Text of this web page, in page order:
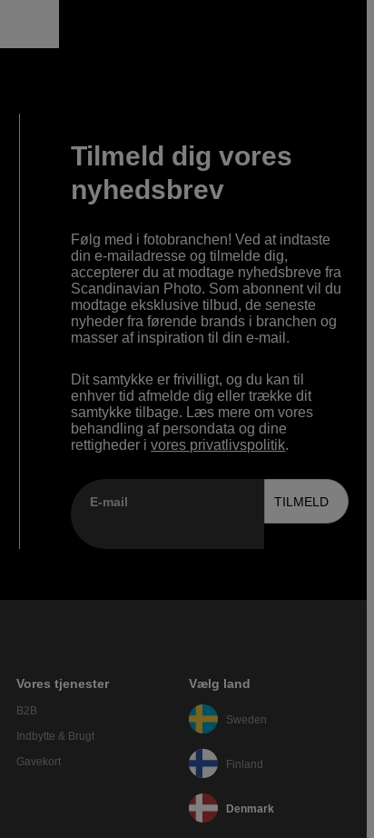
Tilmeld dig vores
nyhedsbrev
Følg med i fotobranchen! Ved at indtaste
din e-mailadresse og tilmelde dig,
accepterer du at modtage nyhedsbreve fra
Scandinavian Photo. Som abonnent vil du
modtage eksklusive tilbud, de seneste
nyheder fra førende brands i branchen og
masser af inspiration til din e-mail.
Dit samtykke er frivilligt, og du kan til
enhver tid afmelde dig eller trække dit
samtykke tilbage. Læs mere om vores
behandling af persondata og dine
rettigheder ivores privatlivspolitik.
E-mail TILMELD
Vores tjenester
B2B
Indbytte & Brugt
Gavekort
Vælg land
Sweden
Finland
Denmark